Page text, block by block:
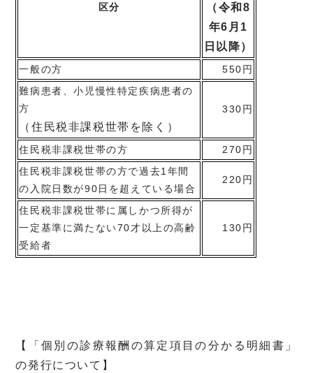
区分
（令和8
年6月1
日以降）
一般の方
550円
難病患者、小児慢性特定疾病患者の
方
（住民税非課税世帯を除く）
330円
住民税非課税世帯の方
270円
住民税非課税世帯の方で過去1年間
の入院日数が90日を超えている場合
220円
住民税非課税世帯に属しかつ所得が
一定基準に満たない70才以上の高齢
受給者
130円
【「個別の診療報酬の算定項目の分かる明細書」
の発行について】